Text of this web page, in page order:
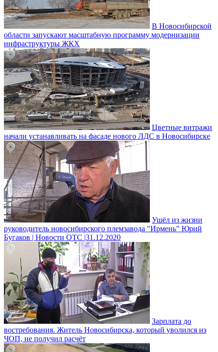
В Новосибирской
области запускают масштабную программу модернизации
инфраструктуры ЖКХ
Цветные витражи
начали устанавливать на фасаде нового ЛДС в Новосибирске
Ушёл из жизни
руководитель новосибирского племзавода "Ирмень" Юрий
Бугаков | Новости ОТС |31.12.2020
Зарплата до
востребования. Житель Новосибирска, который уволился из
ЧОП, не получил расчёт